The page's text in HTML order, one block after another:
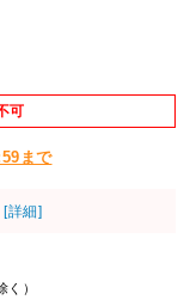
可
まで
[詳細]
く）